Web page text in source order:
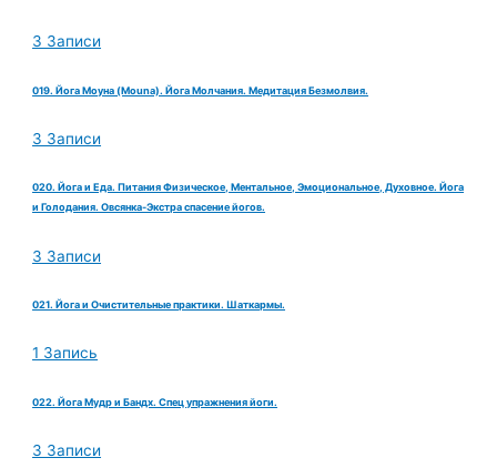
3 Записи
019. Йога Моуна (Mouna). Йога Молчания. Медитация Безмолвия.
3 Записи
020. Йога и Еда. Питания Физическое, Ментальное, Эмоциональное, Духовное. Йога
и Голодания. Овсянка-Экстра спасение йогов.
3 Записи
021. Йога и Очистительные практики. Шаткармы.
1 Запись
022. Йога Мудр и Бандх. Спец упражнения йоги.
3 Записи